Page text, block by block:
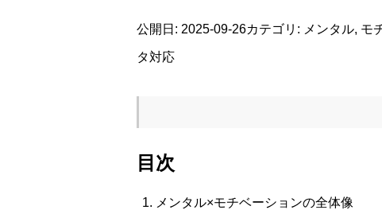
公開日: 2025-09-26カテゴリ: メンタル, モ
タ対応
目次
メンタル×モチベーションの全体像